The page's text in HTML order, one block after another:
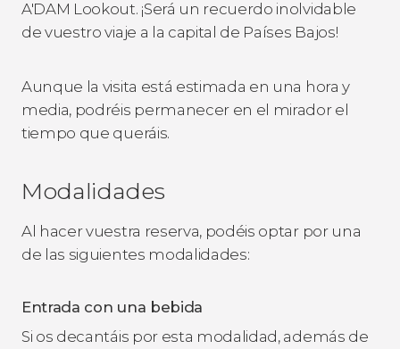
A'DAM Lookout. ¡Será un recuerdo inolvidable
de vuestro viaje a la capital de Países Bajos!
Aunque la visita está estimada en una hora y
media, podréis permanecer en el mirador el
tiempo que queráis.
Modalidades
Al hacer vuestra reserva, podéis optar por una
de las siguientes modalidades:
Entrada con una bebida
Si os decantáis por esta modalidad, además de